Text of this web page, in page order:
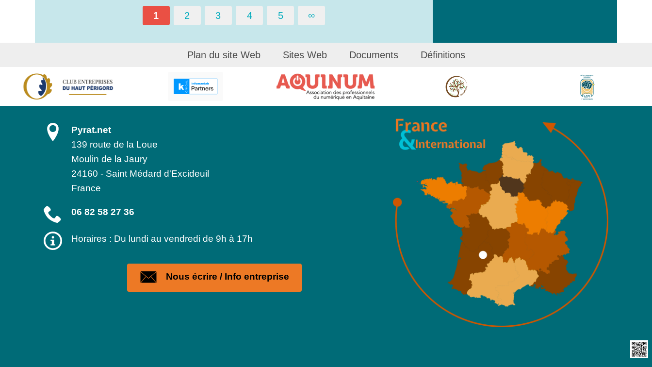
1 2 3 4 5 ∞
Plan du site Web Sites Web Documents Définitions
Pyrat.net
139 route de la Loue
Moulin de la Jaury
24160 - Saint Médard d'Excideuil
France
06 82 58 27 36
Horaires : Du lundi au vendredi de 9h à 17h
Nous écrire / Info entreprise